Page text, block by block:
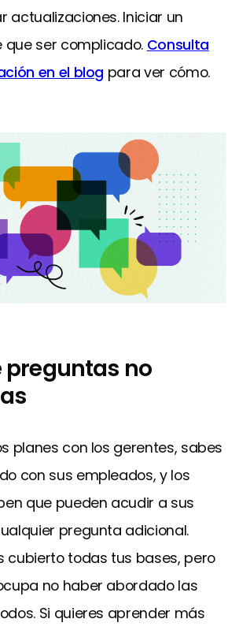
actualizaciones. Iniciar un
que ser complicado. Consulta
en el blog para ver cómo.
preguntas no
planes con los gerentes, sabes
con sus empleados, y los
que pueden acudir a sus
pregunta adicional.
cubierto todas tus bases, pero
no haber abordado las
Si quieres aprender más